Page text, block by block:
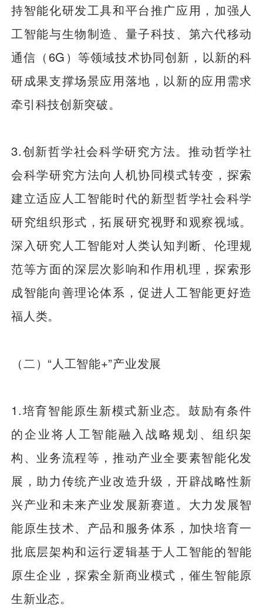
持智能化研发工具和平台推广应用，加强人
工智能与生物制造、量子科技、第六代移动
通信（6G）等领域技术协同创新，以新的科
研成果支撑场景应用落地，以新的应用需求
牵引科技创新突破。
3.创新哲学社会科学研究方法。推动哲学社
会科学研究方法向人机协同模式转变，探索
建立适应人工智能时代的新型哲学社会科学
研究组织形式，拓展研究视野和观察视域。
深入研究人工智能对人类认知判断、伦理规
范等方面的深层次影响和作用机理，探索形
成智能向善理论体系，促进人工智能更好造
福人类。
（二）“人工智能+”产业发展
1.培育智能原生新模式新业态。鼓励有条件
的企业将人工智能融入战略规划、组织架
构、业务流程等，推动产业全要素智能化发
展，助力传统产业改造升级，开辟战略性新
兴产业和未来产业发展新赛道。大力发展智
能原生技术、产品和服务体系，加快培育一
批底层架构和运行逻辑基于人工智能的智能
原生企业，探索全新商业模式，催生智能原
生新业态。